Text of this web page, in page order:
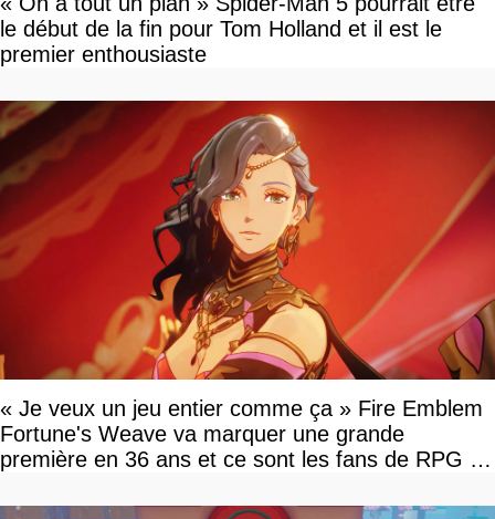
le début de la fin pour Tom Holland et il est le
premier enthousiaste
« Je veux un jeu entier comme ça » Fire Emblem
Fortune's Weave va marquer une grande
première en 36 ans et ce sont les fans de RPG en